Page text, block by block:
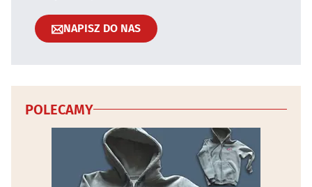
NAPISZ DO NAS
POLECAMY